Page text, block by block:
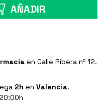
AÑADIR
en Calle Ribera nº 12.
2h en Valencia.